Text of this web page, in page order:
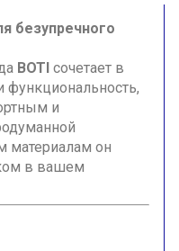
безупречного
BOTI сочетает в
функциональность,
и
материалам он
в вашем